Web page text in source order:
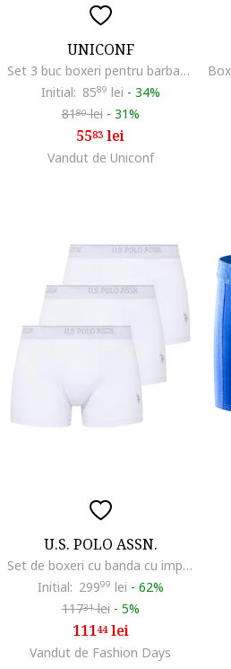
UNICONF
Set 3 buc boxeri pentru barbati BB125SET,
Initial: 8589 lei - 34%
8180lei - 31%
5583lei
Vandut de Uniconf
U.S. POLO ASSN.
Set de boxeri cu banda cu imprimeu logo - 3 perechi, Alb
Initial: 29999 lei - 62%
11731lei - 5%
11144lei
Vandut de Fashion Days